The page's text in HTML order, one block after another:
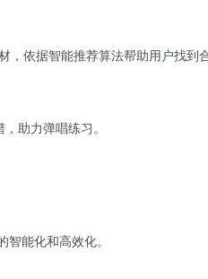
依据智能推荐算法帮助用户找到
助力弹唱练习。
能化和高效化。